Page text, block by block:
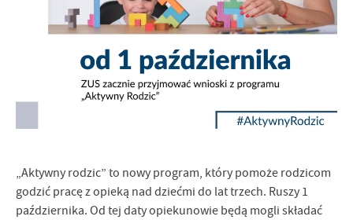
„Aktywny rodzic” to nowy program, który pomoże rodzicom
godzić pracę z opieką nad dziećmi do lat trzech. Ruszy 1
października. Od tej daty opiekunowie będą mogli składać
firm będących naszymi partnerami oraz innych dostawców usług.
Firmy te działają w charakterze pośredników prezentujących nasze
treści w postaci wiadomości, ofert, komunikatów mediów
społecznościowych.